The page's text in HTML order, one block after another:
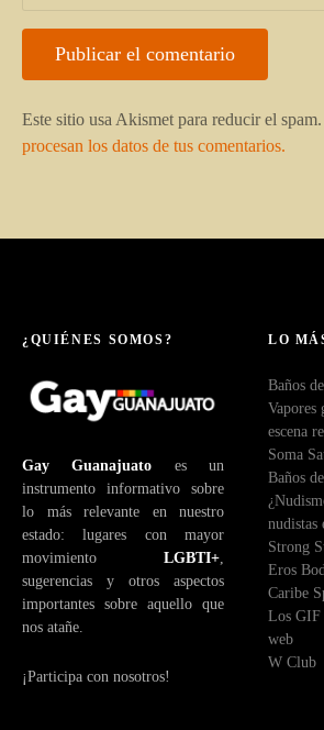
Este sitio usa Akismet para reducir el spam.
procesan los datos de tus comentarios.
¿QUIÉNES SOMOS?
Gay Guanajuato es un
instrumento informativo sobre
lo más relevante en nuestro
estado: lugares con mayor
movimiento LGBTI+,
sugerencias y otros aspectos
importantes sobre aquello que
nos atañe.
¡Participa con nosotros!
LO
Baños
Vapores
escena
Soma
Baños
nudistas
Strong
Eros
Caribe
Los GIF
web
W Club